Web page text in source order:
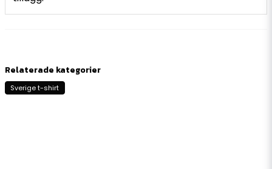
Relaterade kategorier
Sverige t-shirt